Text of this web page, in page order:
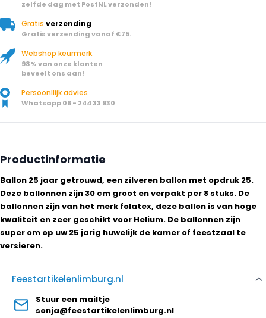
zelfde dag met PostNL verzonden!
Gratis verzending
Gratis verzending vanaf €75.
Webshop keurmerk
98% van onze klanten
beveelt ons aan!
Persoonllijk advies
Whatsapp 06 - 244 33 930
Productinformatie
Ballon 25 jaar getrouwd, een zilveren ballon met opdruk 25.
Deze ballonnen zijn 30 cm groot en verpakt per 8 stuks. De
ballonnen zijn van het merk folatex, deze ballon is van hoge
kwaliteit en zeer geschikt voor Helium. De ballonnen zijn
super om op uw 25 jarig huwelijk de kamer of feestzaal te
versieren.
Feestartikelenlimburg.nl
Stuur een mailtje
sonja@feestartikelenlimburg.nl